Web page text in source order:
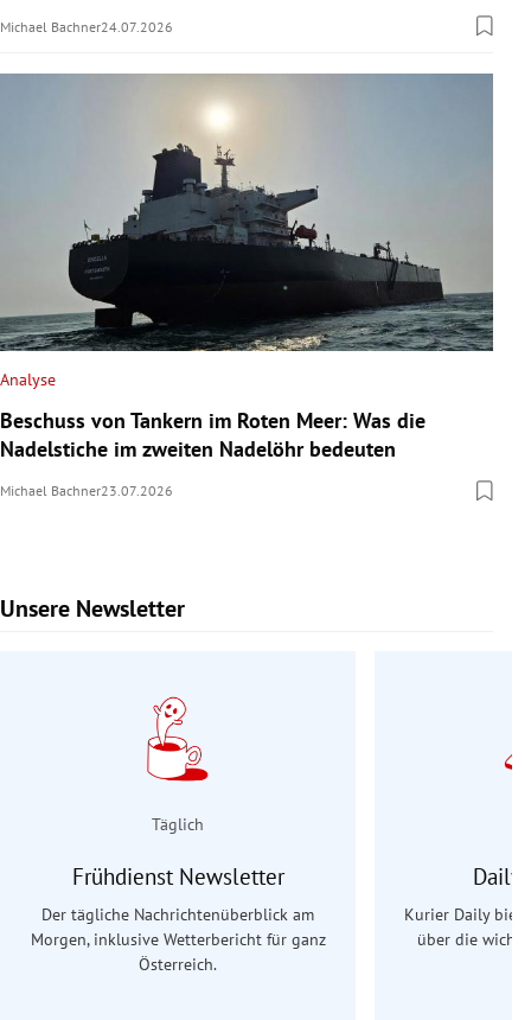
Michael Bachner24.07.2026
Analyse
Beschuss von Tankern im Roten Meer: Was die
Nadelstiche im zweiten Nadelöhr bedeuten
Michael Bachner23.07.2026
Unsere Newsletter
Slide 1 von 9
Täglich
Frühdienst Newsletter
Der tägliche Nachrichtenüberblick am
Morgen, inklusive Wetterbericht für ganz
Österreich.
Daily
Kurier Daily
über die